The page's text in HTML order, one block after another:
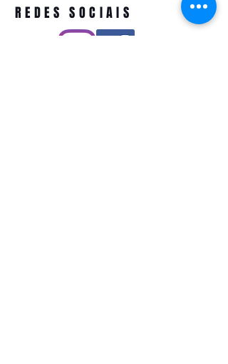
REDES SOCIAIS